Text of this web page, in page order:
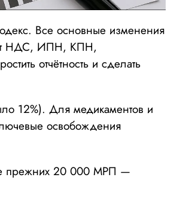
Все основные изменения
НДС, ИПН, КПН,
отчётность и сделать
12%). Для медикаментов и
освобождения
прежних 20 000 МРП —